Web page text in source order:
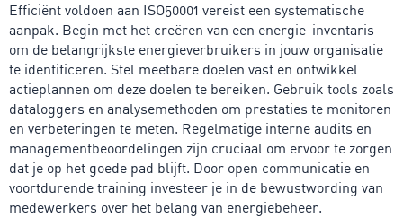
Efficiënt voldoen aan ISO50001 vereist een systematische
aanpak. Begin met het creëren van een energie-inventaris
om de belangrijkste energieverbruikers in jouw organisatie
te identificeren. Stel meetbare doelen vast en ontwikkel
actieplannen om deze doelen te bereiken. Gebruik tools zoals
dataloggers en analysemethoden om prestaties te monitoren
en verbeteringen te meten. Regelmatige interne audits en
managementbeoordelingen zijn cruciaal om ervoor te zorgen
dat je op het goede pad blijft. Door open communicatie en
voortdurende training investeer je in de bewustwording van
medewerkers over het belang van energiebeheer.